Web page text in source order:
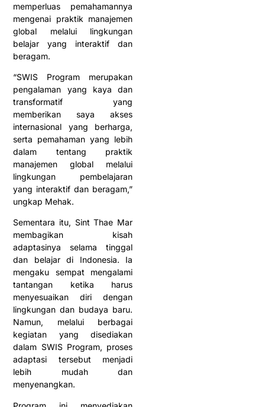
memperluas pemahamannya
mengenai praktik manajemen
global melalui lingkungan
belajar yang interaktif dan
beragam.
“SWIS Program merupakan
pengalaman yang kaya dan
transformatif yang
memberikan saya akses
internasional yang berharga,
serta pemahaman yang lebih
dalam tentang praktik
manajemen global melalui
lingkungan pembelajaran
yang interaktif dan beragam,”
ungkap Mehak.
Sementara itu, Sint Thae Mar
membagikan kisah
adaptasinya selama tinggal
dan belajar di Indonesia. Ia
mengaku sempat mengalami
tantangan ketika harus
menyesuaikan diri dengan
lingkungan dan budaya baru.
Namun, melalui berbagai
kegiatan yang disediakan
dalam SWIS Program, proses
adaptasi tersebut menjadi
lebih mudah dan
menyenangkan.